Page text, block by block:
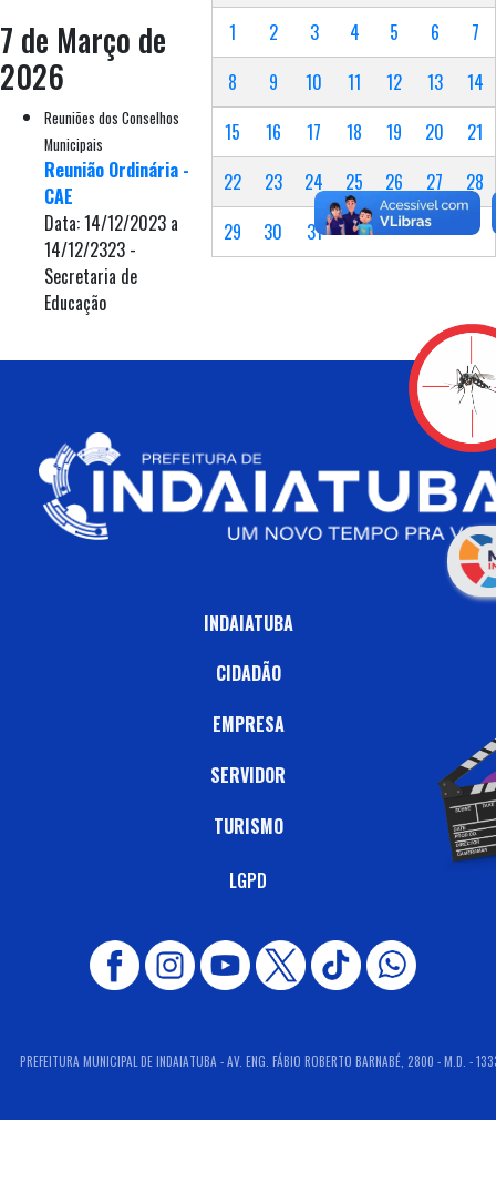
1
2 3 4 5 6
7
8
9 10 11 12 13
14
15
16 17 18 19 20
21
22
23 24 25 26 27
28
29
30 31
7 de Março de
2026
Reuniões dos Conselhos
Municipais
Reunião Ordinária -
CAE
Data: 14/12/2023 a
14/12/2323 -
Secretaria de
Educação
INDAIATUBA
CIDADÃO
EMPRESA
SERVIDOR
TURISMO
LGPD
PREFEITURA MUNICIPAL DE INDAIATUBA - AV. ENG. FÁBIO ROBERTO BARNABÉ, 2800 - M.D. -